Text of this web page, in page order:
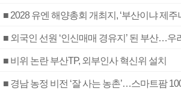
■ 2028 유엔 해양총회 개최지, ‘부산이냐 제주
■ 외국인 선원 ‘인신매매 경유지’ 된 부산…우
■ 비위 논란 부산TP, 외부인사 혁신위 설치
■ 경남 농정 비전 ‘잘 사는 농촌’…스마트팜